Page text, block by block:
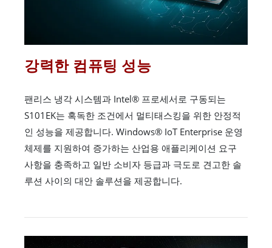
강력한 컴퓨팅 성능
팬리스 냉각 시스템과 Intel® 프로세서로 구동되는
S101EK는 혹독한 조건에서 멀티태스킹을 위한 안정적
인 성능을 제공합니다. Windows® IoT Enterprise 운영
체제를 지원하여 증가하는 산업용 애플리케이션 요구
사항을 충족하고 일반 소비자 등급과 극도로 견고한 솔
루션 사이의 대안 솔루션을 제공합니다.